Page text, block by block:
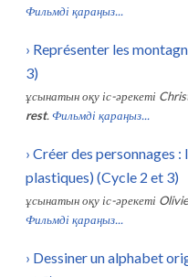
Фильмді қараңыз...
› Représenter les
3)
ұсынатын оқу іс-әрекеті
rest. Фильмді қараңыз...
› Créer des personnages
plastiques) (Cycle 2 et 3)
ұсынатын оқу іс-әрекеті
Фильмді қараңыз...
› Dessiner un alphabet